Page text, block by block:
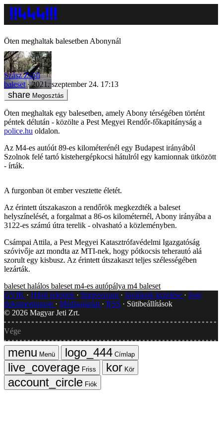
Öten meghaltak balesetben Abonynál
Szász Zsófi
baleset
2021. szeptember 24. 17:13
Megosztás
Öten meghaltak egy balesetben, amely Abony térségében történt
péntek délután - közölte a Pest Megyei Rendőr-főkapitányság a
police.hu oldalon.
Az M4-es autóút 89-es kilométerénél egy Budapest irányából
Szolnok felé tartó kistehergépkocsi hátulról egy kamionnak ütközött
- írták.
A furgonban öt ember vesztette életét.
Az érintett útszakaszon a rendőrök megkezdték a baleset
helyszínelését, a forgalmat a 86-os kilométernél, Abony irányába a
3122-es számú útra terelik - olvasható a közleményben.
Csámpai Attila, a Pest Megyei Katasztrófavédelmi Igazgatóság
szóvivője azt mondta az MTI-nek, hogy pótkocsis teherautó alá
szorult egy kisbusz. Az érintett útszakaszt teljes szélességében
lezárták.
baleset halálos baleset m4-es autópálya m4 baleset
GYIK
Hibát jelentek Impresszum Javítások kezelése
Jogi
dokumentumok
Médiaajánlat RSS
Sütibeállítások
© 2026 Magyar Jeti Zrt.
Vége
Menü
Címlap
Friss
Kör
Fiók